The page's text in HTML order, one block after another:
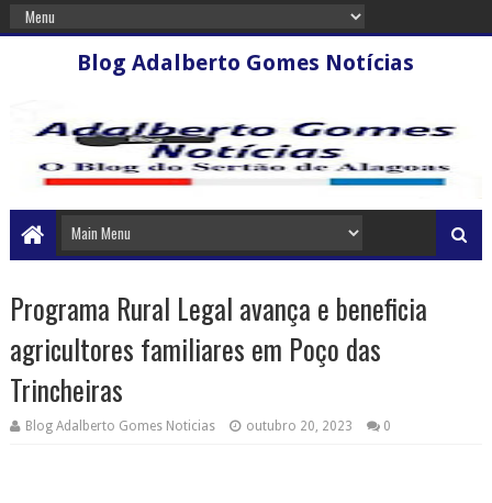
Blog Adalberto Gomes Notícias
Programa Rural Legal avança e beneficia
agricultores familiares em Poço das
Trincheiras
Blog Adalberto Gomes Noticias outubro 20, 2023 0